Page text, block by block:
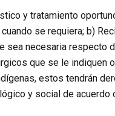
y tratamiento
se requiera; b)
sea necesaria respecto
que se le indiquen
estos tendrán
y social de acuerdo